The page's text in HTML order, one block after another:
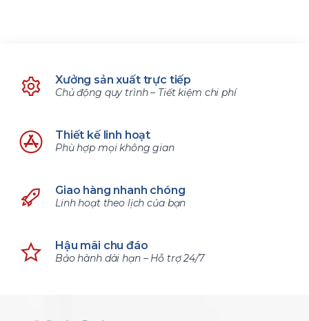
Xưởng sản xuất trực tiếp
Chủ động quy trình – Tiết kiệm chi phí
Thiết kế linh hoạt
Phù hợp mọi không gian
Giao hàng nhanh chóng
Linh hoạt theo lịch của bạn
Hậu mãi chu đáo
Bảo hành dài hạn – Hỗ trợ 24/7